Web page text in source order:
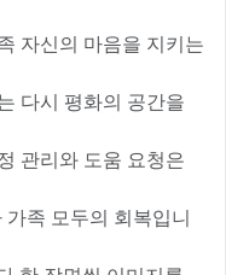
자신의 마음을 지키는
다시 평화의 공간을
관리와 도움 요청은
족 모두의 회복입니